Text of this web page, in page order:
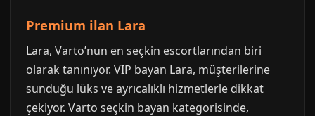
Premium ilan Lara
Lara, Varto’nun en seçkin escortlarından biri
olarak tanınıyor. VIP bayan Lara, müşterilerine
sunduğu lüks ve ayrıcalıklı hizmetlerle dikkat
çekiyor. Varto seçkin bayan kategorisinde,